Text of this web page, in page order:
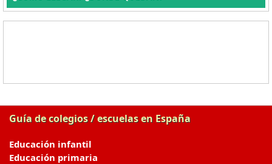
Guía de colegios / escuelas en España
Educación infantil
Educación primaria